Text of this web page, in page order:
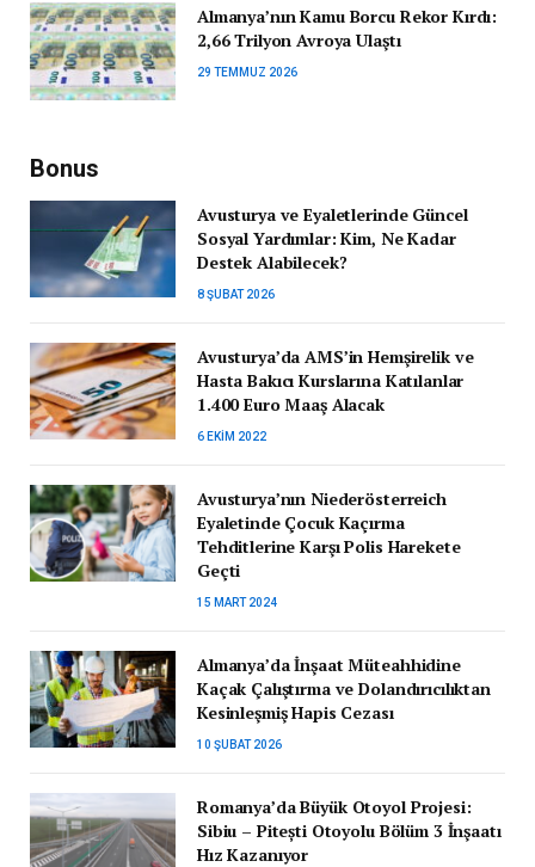
Almanya’nın Kamu Borcu Rekor Kırdı:
2,66 Trilyon Avroya Ulaştı
29 TEMMUZ 2026
Bonus
Avusturya ve Eyaletlerinde Güncel
Sosyal Yardımlar: Kim, Ne Kadar
Destek Alabilecek?
8 ŞUBAT 2026
Avusturya’da AMS’in Hemşirelik ve
Hasta Bakıcı Kurslarına Katılanlar
1.400 Euro Maaş Alacak
6 EKIM 2022
Avusturya’nın Niederösterreich
Eyaletinde Çocuk Kaçırma
Tehditlerine Karşı Polis Harekete
Geçti
15 MART 2024
Almanya’da İnşaat Müteahhidine
Kaçak Çalıştırma ve Dolandırıcılıktan
Kesinleşmiş Hapis Cezası
10 ŞUBAT 2026
Romanya’da Büyük Otoyol Projesi:
Sibiu – Pitești Otoyolu Bölüm 3 İnşaatı
Hız Kazanıyor